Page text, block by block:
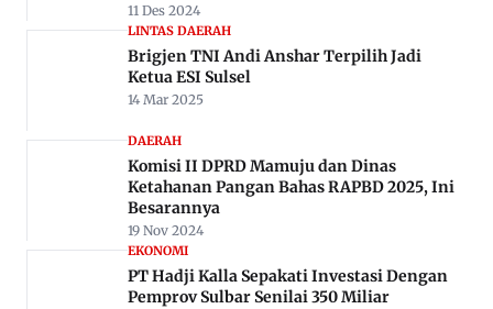
11 Des 2024
LINTAS DAERAH
Brigjen TNI Andi Anshar Terpilih Jadi
Ketua ESI Sulsel
14 Mar 2025
DAERAH
Komisi II DPRD Mamuju dan Dinas
Ketahanan Pangan Bahas RAPBD 2025, Ini
Besarannya
19 Nov 2024
EKONOMI
PT Hadji Kalla Sepakati Investasi Dengan
Pemprov Sulbar Senilai 350 Miliar